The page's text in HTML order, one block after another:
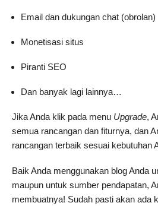
Email dan dukungan chat (obrolan)
Monetisasi situs
Piranti SEO
Dan banyak lagi lainnya…
Jika Anda klik pada menu Upgrade,
semua rancangan dan fiturnya, dan
rancangan terbaik sesuai kebutuhan
Baik Anda menggunakan blog Anda
maupun untuk sumber pendapatan,
membuatnya! Sudah pasti akan ada